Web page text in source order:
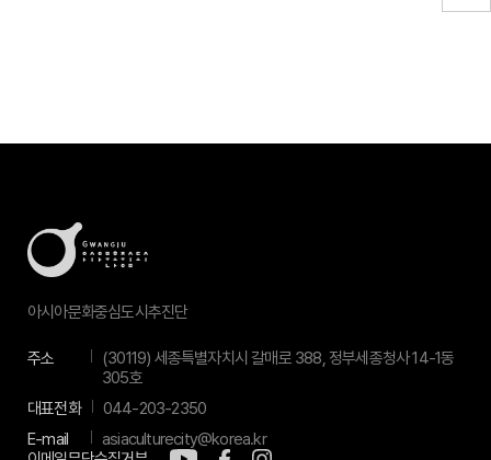
아시아문화중심도시추진단
주소
(30119) 세종특별자치시 갈매로 388, 정부세종청사 14-1동
305호
대표전화
044-203-2350
E-mail
asiaculturecity@korea.kr